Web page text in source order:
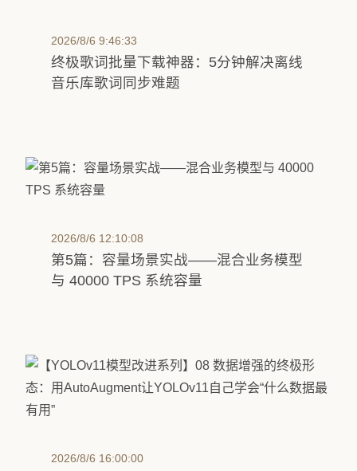
2026/8/6 9:46:33
终极歌词批量下载神器：5分钟解决离线
音乐库歌词同步难题
2026/8/6 12:10:08
第5篇：容量场景实战——混合业务模型
与 40000 TPS 系统容量
2026/8/6 16:00:00